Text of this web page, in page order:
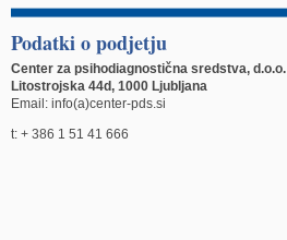
Podatki o podjetju
Center za psihodiagnostična sredstva, d.o.o.
Litostrojska 44d, 1000 Ljubljana
Email: info(a)center-pds.si
t: + 386 1 51 41 666